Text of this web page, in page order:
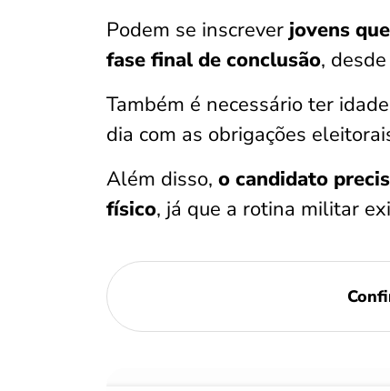
Podem se inscreverjovens
fase final de conclusão,
Também é necessário ter
dia com as obrigações
Além disso, o candidato
físico, já que a rotina militar